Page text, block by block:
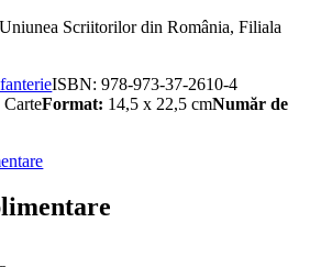
Scriitorilor din România, Filiala
ISBN:978-973-37-2610-4
CarteFormat: 14,5 x 22,5 cmNumăr de